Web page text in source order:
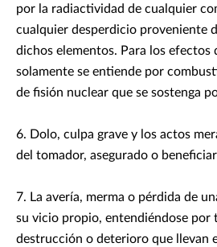
por la radiactividad de cualquier
cualquier desperdicio proveniente
dichos elementos. Para los efectos
solamente se entiende por
de fisión nuclear que se sostenga
6. Dolo, culpa grave y los actos
del tomador, asegurado o
7. La avería, merma o pérdida de
su vicio propio, entendiéndose por
destrucción o deterioro que llevan